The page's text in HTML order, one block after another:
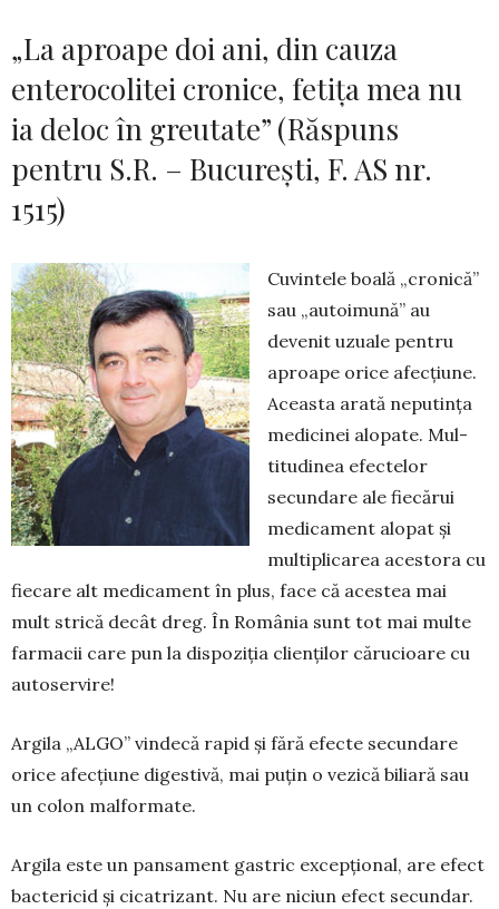
„La aproape doi ani, din cauza
enterocolitei cronice, fetița mea nu
ia deloc în greutate” (Răspuns
pentru S.R. – București, F. AS nr.
1515)
Cuvintele boală „cronică”
sau „autoimună” au
devenit uzuale pentru
aproape orice afecțiune.
Aceasta arată neputința
medicinei alopate. Mul­
titudinea efectelor
secundare ale fie­cărui
medicament alopat și
multi­plicarea acestora cu
fiecare alt medi­cament în plus, face că acestea mai
mult strică decât dreg. În România sunt tot mai multe
farmacii care pun la dispoziția clienților cărucioare cu
autoservire!
Argila „ALGO” vindecă rapid și fără efecte secundare
orice afecțiune digestivă, mai puțin o vezică biliară sau
un colon malformate.
Argila este un pansament gastric excepțional, are efect
bactericid și cicatrizant. Nu are niciun efect secundar.